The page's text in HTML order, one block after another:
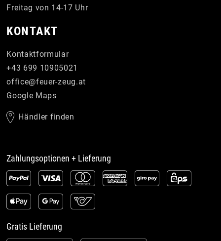
Freitag von 14-17 Uhr
KONTAKT
Kontaktformular
+43 699 10905021
office@feuer-zeug.at
Google Maps
Händler finden
Zahlungsoptionen + Lieferung
Gratis Lieferung